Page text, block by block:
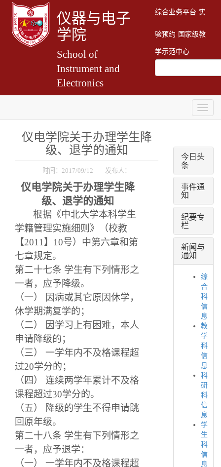
仪器与电子
学院
School of
Instrument and
Electronics
综合业务平台 实
验预约 国家级教
学示范中心
仪电学院关于办理学生降
级、退学的通知
时间：2017/09/12 发布人：
仪电学院关于办理学生降
级、退学的通知
根据《中北大学本科学生
学籍管理实施细则》（校教
【2011】10号）中第六章和第
七章规定。
第二十七条 学生有下列情形之
一者，应予降级。
（一） 因病或其它原因休学，
休学期满复学的；
（二） 因学习上有困难，本人
申请降级的；
（三） 一学年内不及格课程超
过20学分的；
（四） 连续两学年累计不及格
课程超过30学分的。
（五） 降级的学生不得申请跳
回原年级。
第二十八条 学生有下列情形之
一者，应予退学：
（一） 一学年内不及格课程超
今日头
条
事件通
知
纪要专
栏
新闻与
通知
综
合
科
信
息
教
学
科
信
息
科
研
科
信
息
学
生
科
信
息